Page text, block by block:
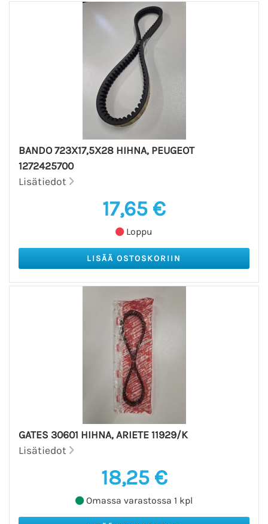
BANDO 723X17,5X28 HIHNA, PEUGEOT
1272425700
Lisätiedot
17,65 €
Loppu
GATES 30601 HIHNA, ARIETE 11929/K
Lisätiedot
18,25 €
Omassa varastossa 1 kpl